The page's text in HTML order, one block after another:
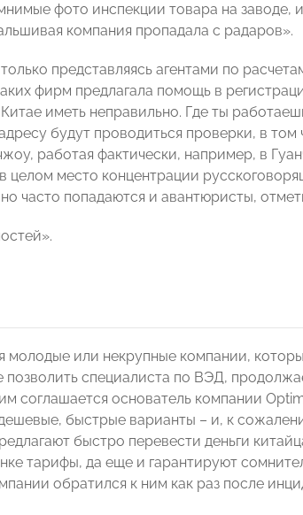
фото инспекции товара на заводе,
компания пропадала с радаров».
представляясь агентами по
фирм предлагала помощь в
иметь неправильно. Где ты
будут проводиться проверки, в том
работая фактически, например, в
место концентрации
часто попадаются и авантюристы,
молодые или некрупные компании,
позволить специалиста по ВЭД,
соглашается основатель компании
быстрые варианты – и, к
быстро перевести деньги
тарифы, да еще и гарантируют
обратился к ним как раз после